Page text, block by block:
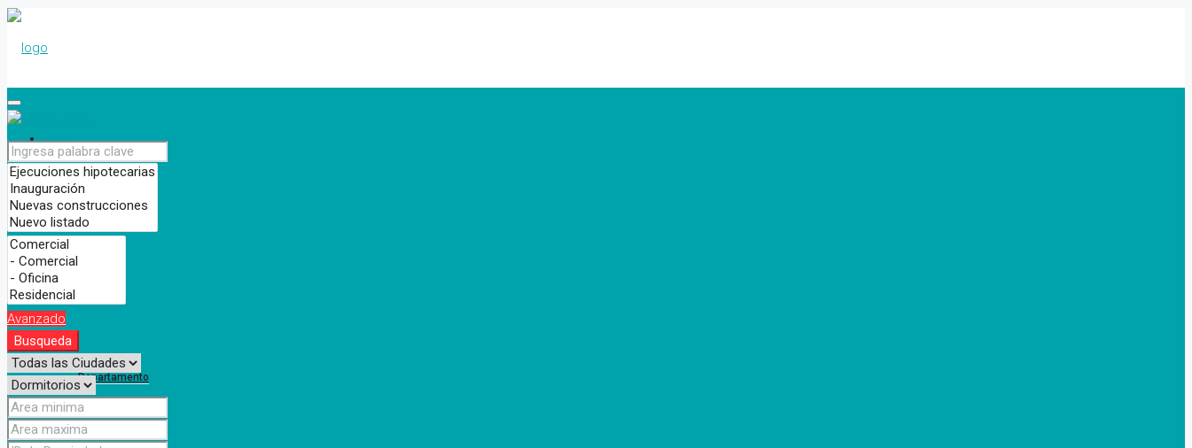
Inicio
Nosotros
Propiedades
Departamento
Avanzado
Busqueda